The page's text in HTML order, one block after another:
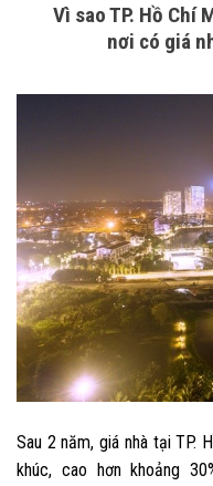
Vì sao TP. Hồ Chí
nơi có giá
Sau 2 năm, giá nhà tại TP.
khúc, cao hơn khoảng